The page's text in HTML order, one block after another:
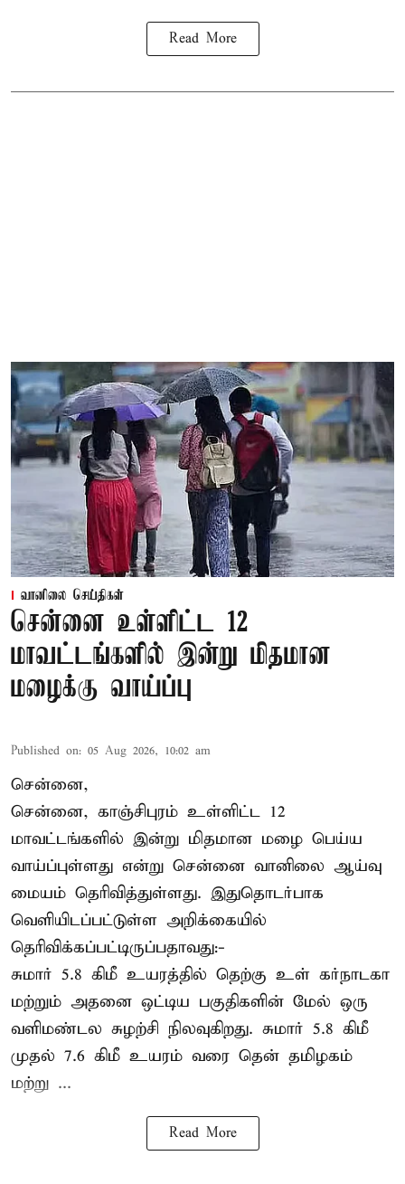
Read More
வானிலை செய்திகள்
சென்னை உள்ளிட்ட 12
மாவட்டங்களில் இன்று மிதமான
மழைக்கு வாய்ப்பு
Published on: 05 Aug 2026, 10:02 am
சென்னை,
சென்னை, காஞ்சிபுரம் உள்ளிட்ட 12
மாவட்டங்களில் இன்று மிதமான மழை பெய்ய
வாய்ப்புள்ளது என்று சென்னை வானிலை ஆய்வு
மையம் தெரிவித்துள்ளது. இதுதொடர்பாக
வெளியிடப்பட்டுள்ள அறிக்கையில்
தெரிவிக்கப்பட்டிருப்பதாவது:-
சுமார் 5.8 கிமீ உயரத்தில் தெற்கு உள் கர்நாடகா
மற்றும் அதனை ஒட்டிய பகுதிகளின் மேல் ஒரு
வளிமண்டல சுழற்சி நிலவுகிறது. சுமார் 5.8 கிமீ
முதல் 7.6 கிமீ உயரம் வரை தென் தமிழகம்
மற்று ...
Read More